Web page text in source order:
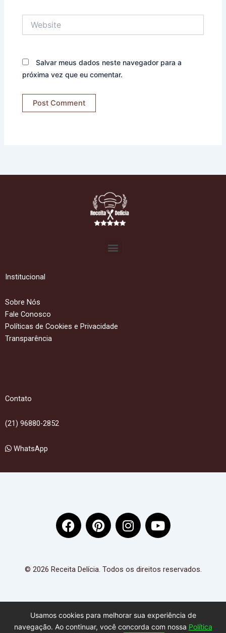
Salvar meus dados neste navegador para a
próxima vez que eu comentar.
Menu
Institucional
Sobre Nós
Fale Conosco
Políticas de Cookies e Privacidade
Transparência
Contato
(21) 96880-2852
WhatsApp
F
a
b
k
P
i
e
s
t
I
n
a
a
m
Y
o
u
© 2026 Receita Delícia. Todos os direitos reservados.
Usamos cookies para melhorar sua experiência de
navegação. Ao continuar, você concorda com nossa Política